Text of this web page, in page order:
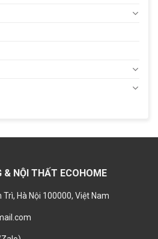
& NỘI THẤT ECOHOME
Trì, Hà Nội 100000, Việt Nam